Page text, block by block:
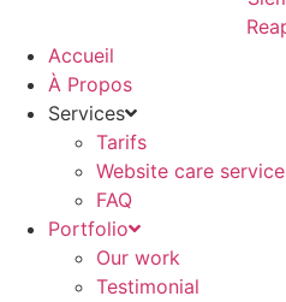
Accueil
À Propos
Services
Tarifs
Website care service
FAQ
Portfolio
Our work
Testimonial